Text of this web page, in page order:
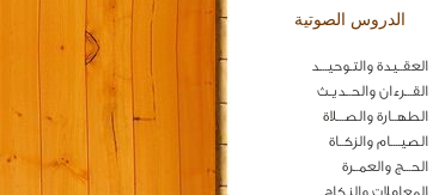
الدروس الصوتية
العقــيدة والتـوحيـــد
القـــرءان والحــديـث
الطهــارة والصـــلاة
الصيــــام والزكــاة
الحـــج والعمــرة
المعاملات والنكاح